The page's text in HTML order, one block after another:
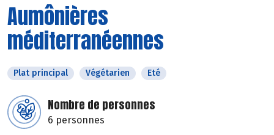
Aumônières
méditerranéennes
Plat principal Végétarien Eté
Nombre de personnes
6 personnes